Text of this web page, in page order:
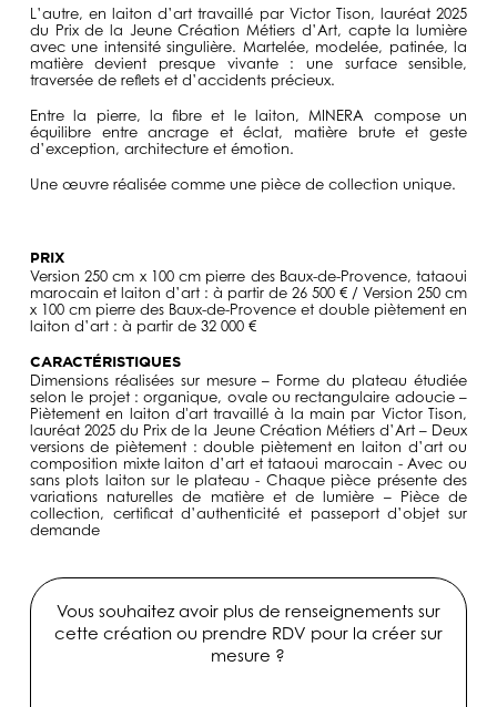
L’autre, en laiton d’art travaillé par Victor Tison, lauréat 2025
du Prix de la Jeune Création Métiers d’Art, capte la lumière
avec une intensité singulière. Martelée, modelée, patinée, la
matière devient presque vivante : une surface sensible,
traversée de reflets et d’accidents précieux.
Entre la pierre, la fibre et le laiton,MINERA compose un
équilibre entre ancrage et éclat, matière brute et geste
d’exception, architecture et émotion.
Une œuvre réalisée comme une pièce de collection unique.
PRIX
Version 250 cm x 100 cm pierre des Baux-de-Provence, tataoui
marocain et laiton d’art : à partir de 26 500 € / Version 250 cm
x 100 cm pierre des Baux-de-Provence et double piètement en
laiton d’art : à partir de 32 000 €
CARACTÉRISTIQUES
Dimensions réalisées sur mesure – Forme du plateau étudiée
selon le projet : organique, ovale ou rectangulaire adoucie –
Piètement en laiton d'art travaillé à la main par Victor Tison,
lauréat 2025 du Prix de la Jeune Création Métiers d’Art – Deux
versions de piètement : double piètement en laiton d’art ou
composition mixte laiton d’art et tataoui marocain - Avec ou
sans plots laiton sur le plateau - Chaque pièce présente des
variations naturelles de matière et de lumière – Pièce de
collection, certificat d’authenticité et passeport d’objet sur
demande
Vous souhaitez avoir plus de renseignements sur
cette création ou prendre RDV pour la créer sur
mesure ?